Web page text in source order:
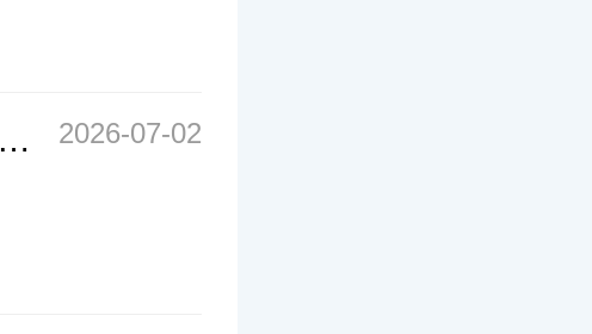
PRINCE2从业级考试题型：8大情景题，开卷考但只准带官方教材 2026-07-02